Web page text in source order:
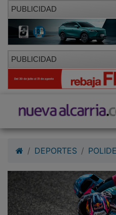
PUBLICIDAD
PUBLICIDAD